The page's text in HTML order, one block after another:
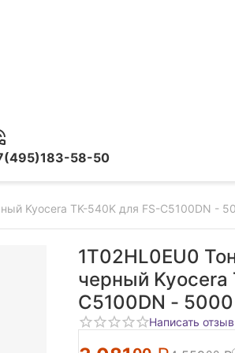
58-50
Kyocera TK-540K для FS-C5100DN -
1T02HL0EU0
черный Kyocera
C5100DN -
Написать отзыв